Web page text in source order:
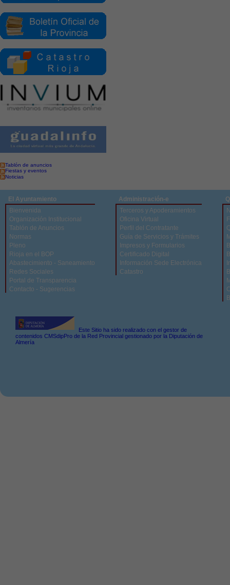
Tablón de anuncios
Fiestas y eventos
Noticias
El Ayuntamiento
Bienvenida
Organización Institucional
Tablón de Anuncios
Normas
Pleno
Rioja en el BOP
Abastecimiento - Saneamiento
Redes Sociales
Portal de Transparencia
Contacto - Sugerencias
Administración-e
Terceros y Apoderamientos
Oficina Virtual
Perfil del Contratante
Guía de Servicios y Trámites
Impresos y Formularios
Certificado Digital
Información Sede Electrónica
Catastro
Este Sitio ha sido realizado con el gestor de
contenidos CMSdipPro de la Red Provincial gestionado por la Diputación de
Almería